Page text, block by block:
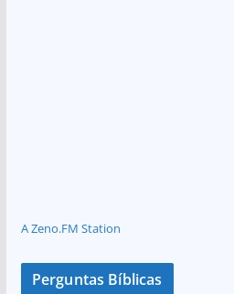
A Zeno.FM Station
Perguntas Bíblicas